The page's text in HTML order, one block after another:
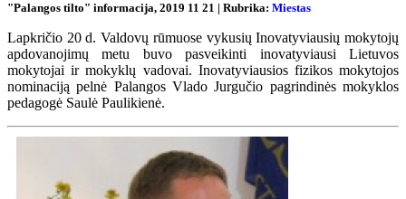
"Palangos tilto" informacija, 2019 11 21 | Rubrika: Miestas
Lapkričio 20 d. Valdovų rūmuose vykusių Inovatyviausių mokytojų
apdovanojimų metu buvo pasveikinti inovatyviausi Lietuvos
mokytojai ir mokyklų vadovai. Inovatyviausios fizikos mokytojos
nominaciją pelnė Palangos Vlado Jurgučio pagrindinės mokyklos
pedagogė Saulė Paulikienė.